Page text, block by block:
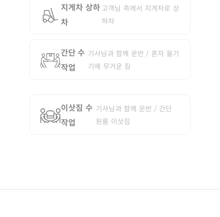
지게차 상하
차
고객님 측에서 지게차로 상
하차
간단 수
작업
기사님과 함께 운반 / 혼자 옮기
기에 무거운 짐
이삿짐 수
작업
기사님과 함께 운반 / 간단
원룸 이삿짐